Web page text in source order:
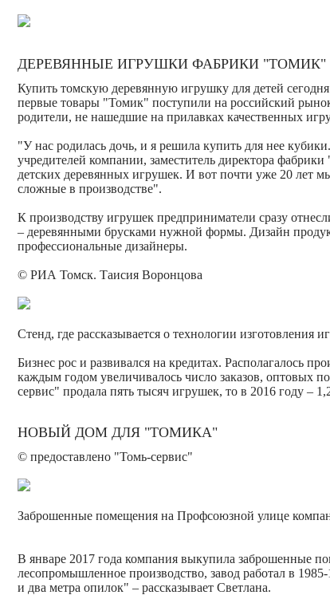
ДЕРЕВЯННЫЕ ИГРУШКИ ФАБРИКИ "ТОМИК"
Купить томскую деревянную игрушку для детей
первые товары "Томик" поступили на российский
родители, не нашедшие на прилавках качественных
"У нас родилась дочь, и я решила купить для нее
учредителей компании, заместитель директора
детских деревянных игрушек. И вот почти уже 20 лет
сложные в производстве".
К производству игрушек предприниматели сразу
– деревянными брусками нужной формы. Дизайн
профессиональные дизайнеры.
© РИА Томск. Таисия Воронцова
Стенд, где рассказывается о технологии изготовления
Бизнес рос и развивался на кредитах. Располагалось
каждым годом увеличивалось число заказов, оптовых
сервис" продала пять тысяч игрушек, то в 2016 году –
НОВЫЙ ДОМ ДЛЯ "ТОМИКА"
© предоставлено "Томь-сервис"
Заброшенные помещения на Профсоюзной улице
В январе 2017 года компания выкупила заброшенные
лесопромышленное производство, завод работал в
и два метра опилок" – рассказывает Светлана.